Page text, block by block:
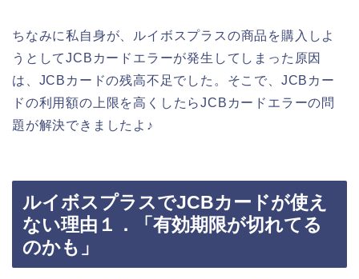
ちなみに私自身が、ルイボスプラスの商品を購入しよ
うとしてJCBカードエラーが発生してしまった原因
は、JCBカードの残高不足でした。そこで、JCBカー
ドの利用額の上限を高くしたらJCBカードエラーの問
題が解決できましたよ♪
ルイボスプラスでJCBカードが使え
ない理由１．「有効期限が切れてる
のかも」